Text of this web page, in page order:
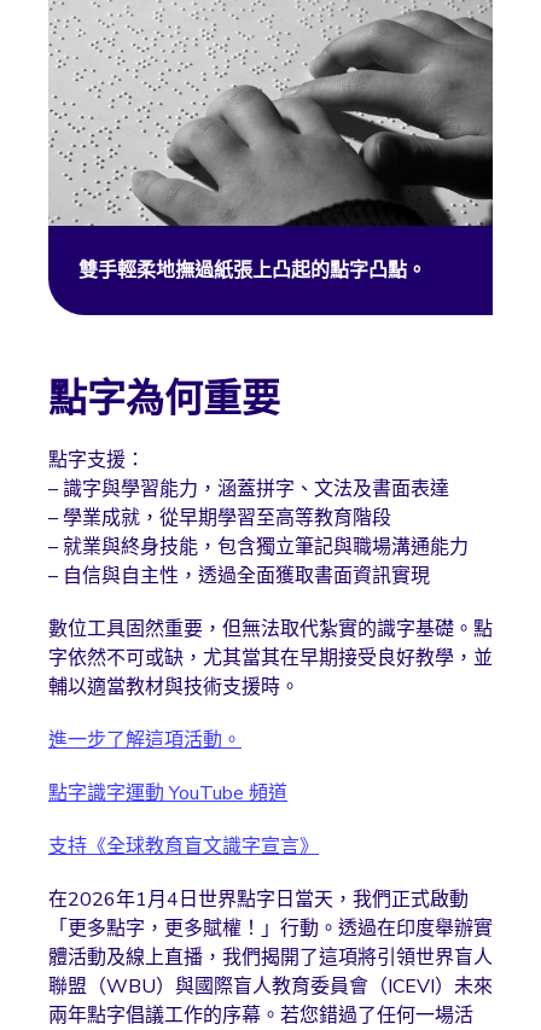
雙手輕柔地撫過紙張上凸起的點字凸點。
點字為何重要
點字支援：
– 識字與學習能力，涵蓋拼字、文法及書面表達
– 學業成就，從早期學習至高等教育階段
– 就業與終身技能，包含獨立筆記與職場溝通能力
– 自信與自主性，透過全面獲取書面資訊實現
數位工具固然重要，但無法取代紮實的識字基礎。點
字依然不可或缺，尤其當其在早期接受良好教學，並
輔以適當教材與技術支援時。
進一步了解這項活動。
點字識字運動 YouTube 頻道
支持《全球教育盲文識字宣言》
在2026年1月4日世界點字日當天，我們正式啟動
「更多點字，更多賦權！」行動。透過在印度舉辦實
體活動及線上直播，我們揭開了這項將引領世界盲人
聯盟（WBU）與國際盲人教育委員會（ICEVI）未來
兩年點字倡議工作的序幕。若您錯過了任何一場活